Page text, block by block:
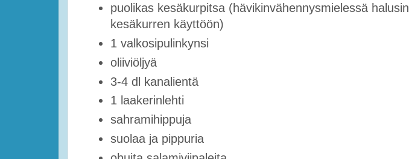
puolikas kesäkurpitsa (hävikinvähennysmielessä halusin
kesäkurren käyttöön)
1 valkosipulinkynsi
oliiviöljyä
3-4 dl kanalientä
1 laakerinlehti
sahramihippuja
suolaa ja pippuria